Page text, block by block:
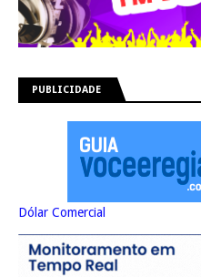
PUBLICIDADE
Dólar Comercial